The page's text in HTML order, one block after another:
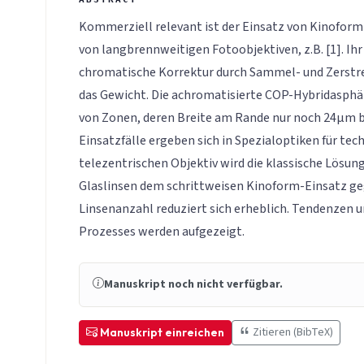
Kommerziell relevant ist der Einsatz von
von langbrennweitigen Fotoobjektiven, z.B. [1].
chromatische Korrektur durch Sammel- und
das Gewicht. Die achromatisierte COP-
von Zonen, deren Breite am Rande nur noch
Einsatzfälle ergeben sich in Spezialoptiken für
telezentrischen Objektiv wird die klassische
Glaslinsen dem schrittweisen Kinoform-Einsatz
Linsenanzahl reduziert sich erheblich. Tendenzen
Prozesses werden aufgezeigt.
Manuskript noch nicht verfügbar.
Manuskript einreichen Zitieren (BibTeX)